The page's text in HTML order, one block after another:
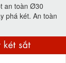
an toàn Ø30
phá két. An toàn